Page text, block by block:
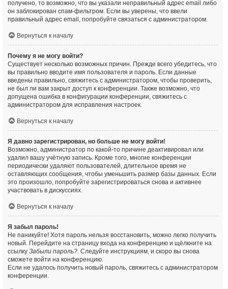
получено, то возможно, что вы указали неправильный адрес email либо
он заблокирован спам-фильтром. Если вы уверены, что ввели
правильный адрес email, попробуйте связаться с администратором.
Вернуться к началу
Почему я не могу войти?
Существует несколько возможных причин. Прежде всего убедитесь, что
вы правильно вводите имя пользователя и пароль. Если данные
введены правильно, свяжитесь с администратором, чтобы проверить,
не был ли вам закрыт доступ к конференции. Также возможно, что
допущена ошибка в конфигурации конференции, свяжитесь с
администратором для исправления настроек.
Вернуться к началу
Я давно зарегистрирован, но больше не могу войти!
Возможно, администратор по какой-то причине деактивировал или
удалил вашу учётную запись. Кроме того, многие конференции
периодически удаляют пользователей, длительное время не
оставляющих сообщения, чтобы уменьшить размер базы данных. Если
это произошло, попробуйте зарегистрироваться снова и активнее
участвовать в дискуссиях.
Вернуться к началу
Я забыл пароль!
Не паникуйте! Хотя пароль нельзя восстановить, можно легко получить
новый. Перейдите на страницу входа на конференцию и щёлкните на
ссылку Забыли пароль?. Следуйте инструкциям, и скоро вы снова
сможете войти на конференцию.
Если не удалось получить новый пароль, свяжитесь с администратором
конференции.